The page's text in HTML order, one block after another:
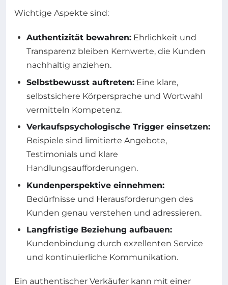
Wichtige Aspekte sind:
Authentizität bewahren: Ehrlichkeit und
Transparenz bleiben Kernwerte, die Kunden
nachhaltig anziehen.
Selbstbewusst auftreten: Eine klare,
selbstsichere Körpersprache und Wortwahl
vermitteln Kompetenz.
Verkaufspsychologische Trigger einsetzen:
Beispiele sind limitierte Angebote,
Testimonials und klare
Handlungsaufforderungen.
Kundenperspektive einnehmen:
Bedürfnisse und Herausforderungen des
Kunden genau verstehen und adressieren.
Langfristige Beziehung aufbauen:
Kundenbindung durch exzellenten Service
und kontinuierliche Kommunikation.
Ein authentischer Verkäufer kann mit einer